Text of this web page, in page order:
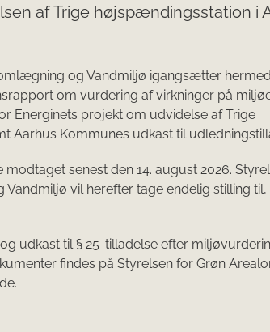
af Trige højspændingsstation i
og Vandmiljø igangsætter
om vurdering af virkninger på
Energinets projekt om udvidelse af Trige
Aarhus Kommunes udkast til
senest den 14. august 2026.
vil herefter tage endelig stilling til,
udkast til § 25-tilladelse efter
findes på Styrelsen for Grøn